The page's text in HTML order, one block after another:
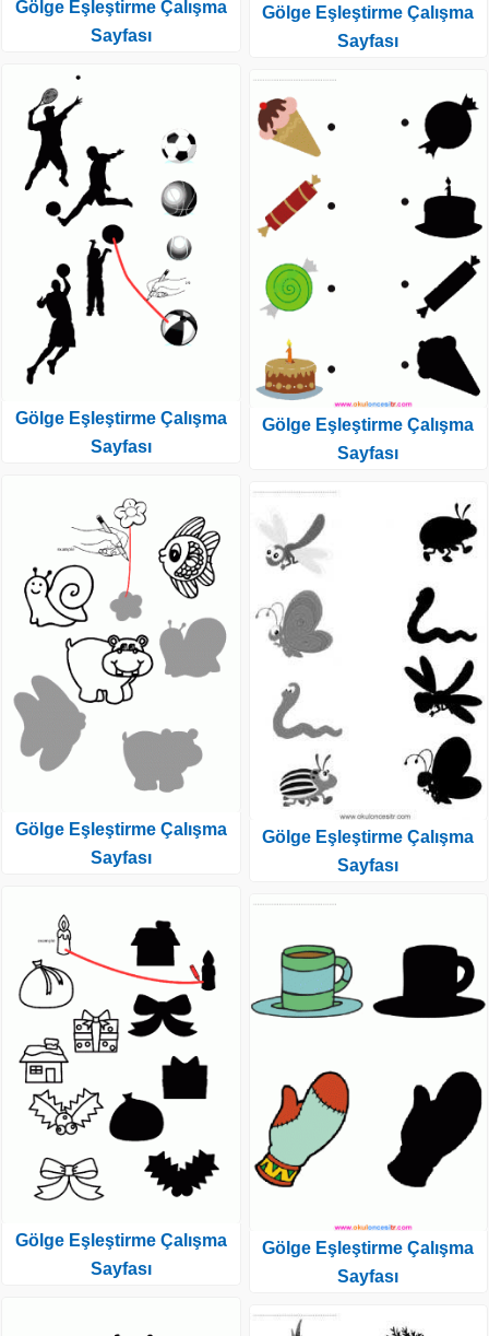
Gölge Eşleştirme Çalışma
Sayfası
Gölge Eşleştirme Çalışma
Sayfası
Gölge Eşleştirme Çalışma
Sayfası
Gölge Eşleştirme Çalışma
Sayfası
Gölge Eşleştirme Çalışma
Sayfası
Gölge Eşleştirme Çalışma
Sayfası
Gölge Eşleştirme Çalışma
Sayfası
Gölge Eşleştirme Çalışma
Sayfası